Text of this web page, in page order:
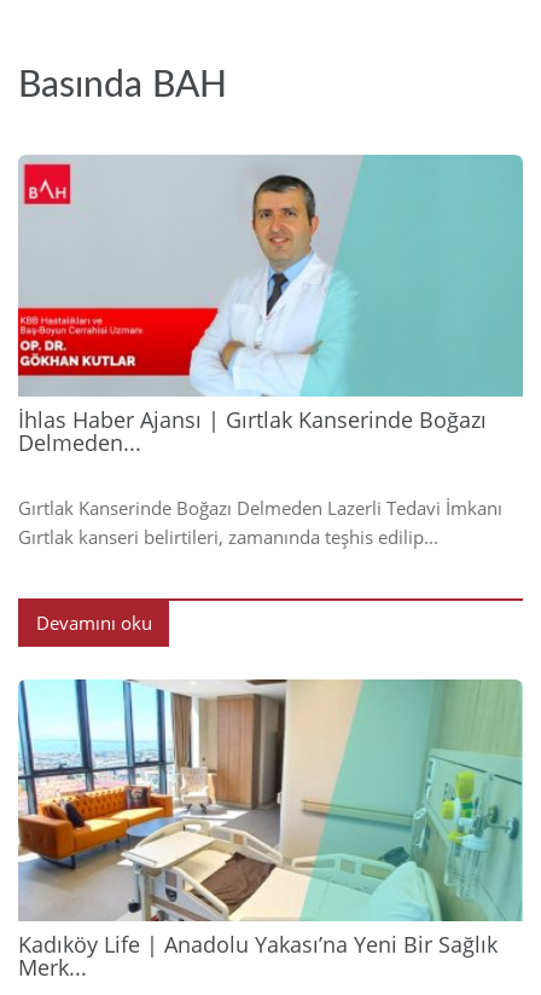
Basında BAH
İhlas Haber Ajansı | Gırtlak Kanserinde Boğazı
Delmeden...
Gırtlak Kanserinde Boğazı Delmeden Lazerli Tedavi İmkanı
Gırtlak kanseri belirtileri, zamanında teşhis edilip...
Devamını oku
2024
Kadıköy Life | Anadolu Yakası’na Yeni Bir Sağlık
Merk...